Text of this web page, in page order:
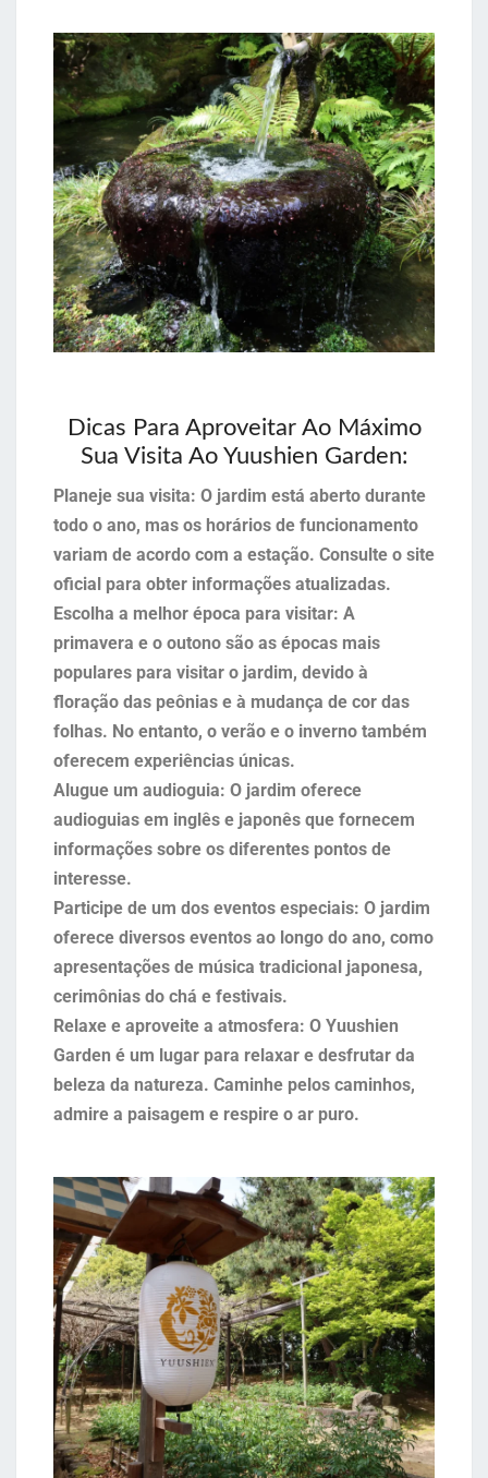
Dicas Para Aproveitar Ao Máximo
Sua Visita Ao Yuushien Garden:
Planeje sua visita: O jardim está aberto durante
todo o ano, mas os horários de funcionamento
variam de acordo com a estação. Consulte o site
oficial para obter informações atualizadas.
Escolha a melhor época para visitar: A
primavera e o outono são as épocas mais
populares para visitar o jardim, devido à
floração das peônias e à mudança de cor das
folhas. No entanto, o verão e o inverno também
oferecem experiências únicas.
Alugue um audioguia: O jardim oferece
audioguias em inglês e japonês que fornecem
informações sobre os diferentes pontos de
interesse.
Participe de um dos eventos especiais: O jardim
oferece diversos eventos ao longo do ano, como
apresentações de música tradicional japonesa,
cerimônias do chá e festivais.
Relaxe e aproveite a atmosfera: O Yuushien
Garden é um lugar para relaxar e desfrutar da
beleza da natureza. Caminhe pelos caminhos,
admire a paisagem e respire o ar puro.